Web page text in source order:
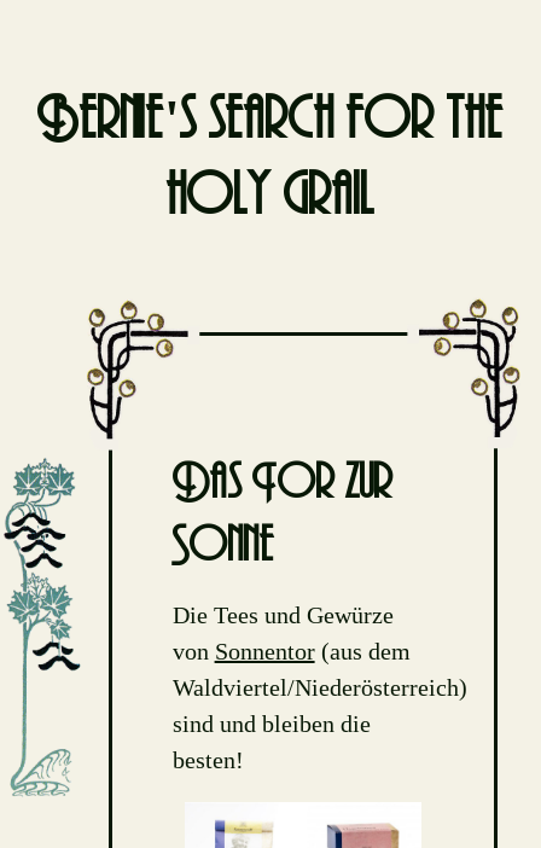
Bernie's search for the
holy grail
Das Tor zur
Sonne
Die Tees und Gewürze
von Sonnentor(aus dem
Waldviertel/Niederösterreich)
sind und bleiben die
besten!